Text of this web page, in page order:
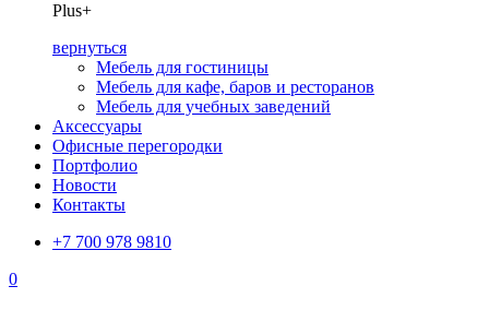
Plus+
вернуться
Мебель для гостиницы
Мебель для кафе, баров и ресторанов
Мебель для учебных заведений
Аксессуары
Офисные перегородки
Портфолио
Новости
Контакты
+7 700 978 9810
0